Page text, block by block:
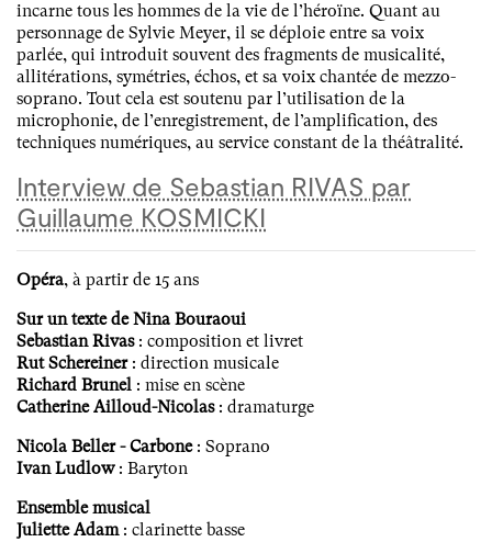
incarne tous les hommes de la vie de l’héroïne. Quant au
personnage de Sylvie Meyer, il se déploie entre sa voix
parlée, qui introduit souvent des fragments de musicalité,
allitérations, symétries, échos, et sa voix chantée de mezzo-
soprano. Tout cela est soutenu par l’utilisation de la
microphonie, de l’enregistrement, de l’amplification, des
techniques numériques, au service constant de la théâtralité.
Interview de Sebastian RIVAS par
Guillaume KOSMICKI
Opéra, à partir de 15 ans
Sur un texte de Nina Bouraoui
Sebastian Rivas : composition et livret
Rut Schereiner: direction musicale
Richard Brunel : mise en scène
Catherine Ailloud-Nicolas: dramaturge
Nicola Beller - Carbone: Soprano
Ivan Ludlow : Baryton
Ensemble musical
Juliette Adam : clarinette basse